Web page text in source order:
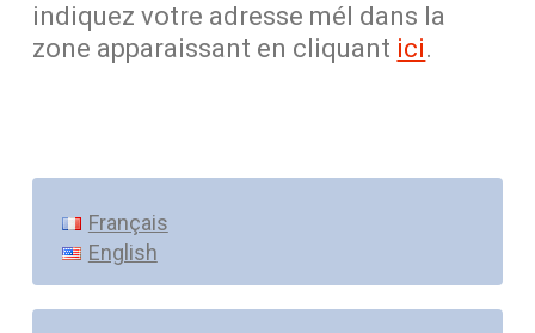
indiquez votre adresse mél dans la
zone apparaissant en cliquant ici.
Français
English